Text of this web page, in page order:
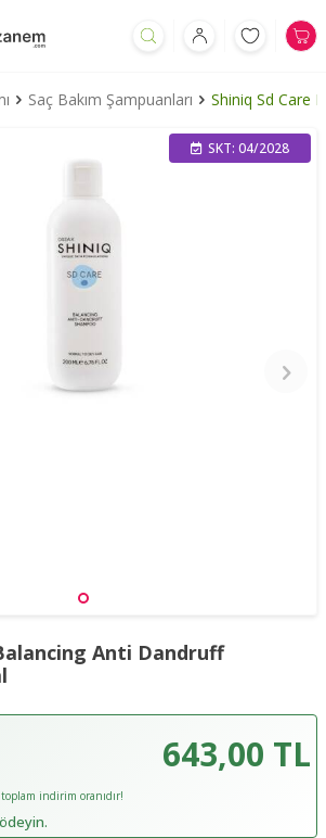
Saç Bakım Şampuanları Shiniq Sd Care
SKT: 04/2028
Anti Dandruff
643,00 TL
indirim oranıdır!